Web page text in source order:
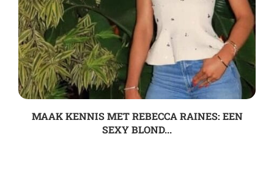
MAAK KENNIS MET REBECCA RAINES: EEN
SEXY BLOND...